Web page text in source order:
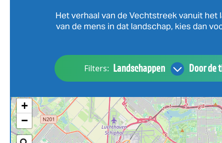
Het verhaal van de Vechtstreek vanuit
van de mens in dat landschap, kies dan
Filters: Landschappen Door de
+
−